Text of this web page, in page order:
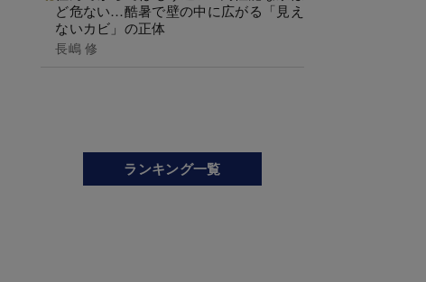
ど危ない…酷暑で壁の中に広がる「見え
ないカビ」の正体
長嶋 修
ランキング一覧